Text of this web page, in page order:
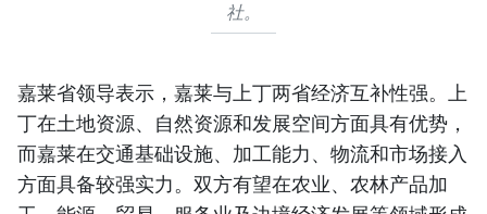
社。
嘉莱省领导表示，嘉莱与上丁两省经济互补性强。上
丁在土地资源、自然资源和发展空间方面具有优势，
而嘉莱在交通基础设施、加工能力、物流和市场接入
方面具备较强实力。双方有望在农业、农林产品加